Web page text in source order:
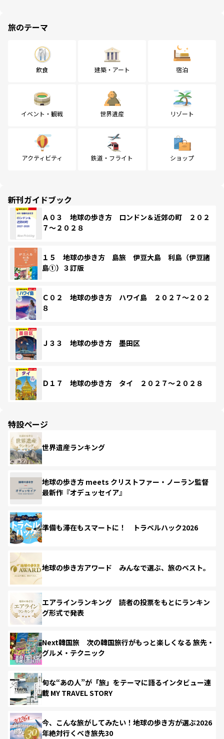
旅のテーマ
飲食 建築・アート 宿泊
イベント・観戦 世界遺産 リゾート
アクティビティ 鉄道・フライト ショップ
新刊ガイドブック
Ａ０３ 地球の歩き方 ロンドン＆近郊の町 ２０２
７～２０２８
１５ 地球の歩き方 島旅 伊豆大島 利島（伊豆諸
島①）３訂版
Ｃ０２ 地球の歩き方 ハワイ島 ２０２７～２０２
８
Ｊ３３ 地球の歩き方 墨田区
Ｄ１７ 地球の歩き方 タイ ２０２７～２０２８
特設ページ
世界遺産ランキング
地球の歩き方 meets クリストファー・ノーラン監督
最新作『オデュッセイア』
準備も滞在もスマートに！ トラベルハック2026
地球の歩き方アワード みんなで選ぶ、旅のベスト。
エアラインランキング 読者の投票をもとにランキン
グ形式で発表
Next韓国旅 次の韓国旅行がもっと楽しくなる 旅先・
グルメ・テクニック
旬な“あの人”が「旅」をテーマに語るインタビュー連
載 MY TRAVEL STORY
今、こんな旅がしてみたい！地球の歩き方が選ぶ2026
年絶対行くべき旅先30